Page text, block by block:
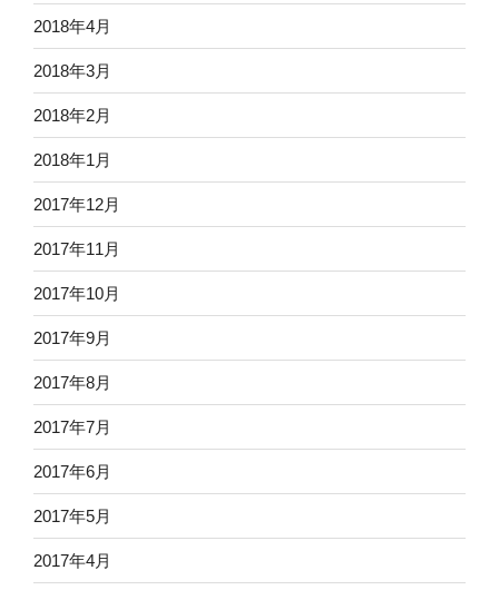
2018年4月
2018年3月
2018年2月
2018年1月
2017年12月
2017年11月
2017年10月
2017年9月
2017年8月
2017年7月
2017年6月
2017年5月
2017年4月